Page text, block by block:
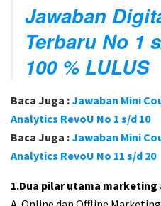
Jawaban
Terbaru No 1
100 % LULUS
Baca Juga :Jawaban Mini
Analytics RevoU No 1 s/d 10
Baca Juga :Jawaban Mini
Analytics RevoU No 11 s/d 20
1.Dua pilar utama